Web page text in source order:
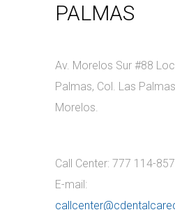
PALMAS
Av. Morelos Sur #88
Palmas, Col. Las
Morelos.
Call Center: 777 114-
E-mail: